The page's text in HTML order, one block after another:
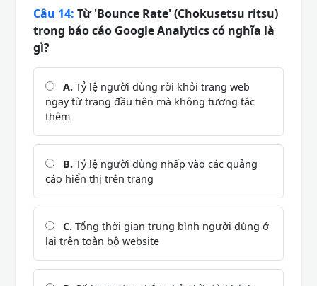
Câu 14: Từ 'Bounce Rate' (Chokusetsu ritsu)
trong báo cáo Google Analytics có nghĩa là
gì?
A. Tỷ lệ người dùng rời khỏi trang web
ngay từ trang đầu tiên mà không tương tác
thêm
B. Tỷ lệ người dùng nhấp vào các quảng
cáo hiển thị trên trang
C. Tổng thời gian trung bình người dùng ở
lại trên toàn bộ website